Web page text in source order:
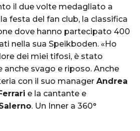
il due volte medagliato a
festa del fan club, la classifica
dove hanno partecipato 400
nella sua Speikboden. «Ho
dei miei tifosi, è stato
anche svago e riposo. Anche
con il suo manager Andrea
e la cantante e
. Un Inner a 360°